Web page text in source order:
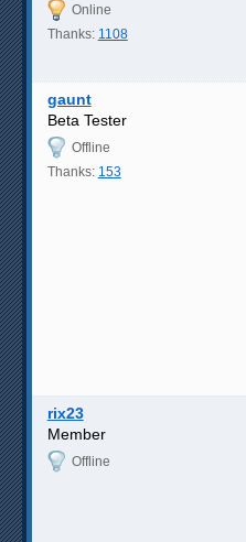
Online
Thanks: 1108
gaunt
Beta Tester
Offline
Thanks: 153
rix23
Member
Offline